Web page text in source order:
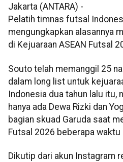
Jakarta (ANTARA) -
Pelatih timnas futsal
mengungkapkan alasannya
di Kejuaraan ASEAN Futsal
Souto telah memanggil 25
dalam long list untuk
Indonesia dua tahun lalu itu,
hanya ada Dewa Rizki dan
bagian skuad Garuda saat
Futsal 2026 beberapa waktu
Dikutip dari akun Instagram